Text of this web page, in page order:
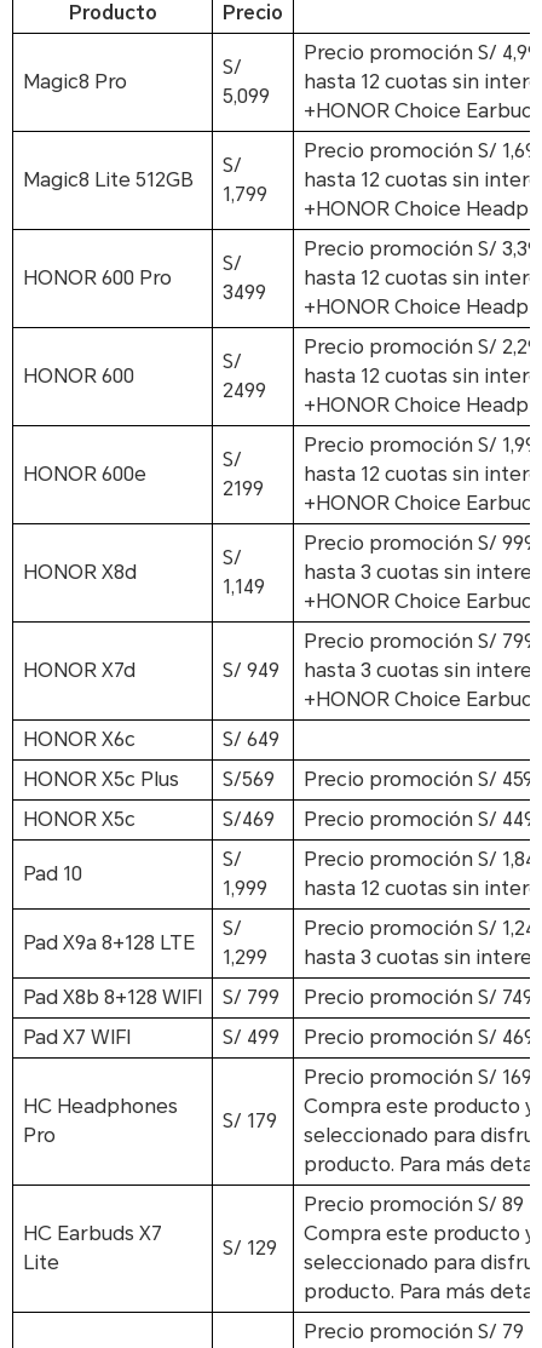
Producto Precio
Magic8 Pro
S/
5,099
Precio promoción S/
hasta 12 cuotas sin
+HONOR Choice
Magic8 Lite 512GB
S/
1,799
Precio promoción S/
hasta 12 cuotas sin
+HONOR Choice
HONOR 600 Pro
S/
3499
Precio promoción S/
hasta 12 cuotas sin
+HONOR Choice
HONOR 600
S/
2499
Precio promoción S/
hasta 12 cuotas sin
+HONOR Choice
HONOR 600e
S/
2199
Precio promoción S/
hasta 12 cuotas sin
+HONOR Choice
HONOR X8d
S/
1,149
Precio promoción S/ 999
hasta 3 cuotas sin
+HONOR Choice
HONOR X7d S/ 949
Precio promoción S/ 799
hasta 3 cuotas sin
+HONOR Choice
HONOR X6c
S/ 649
HONOR X5c Plus
S/569 Precio promoción S/ 459
HONOR X5c
S/469 Precio promoción S/ 449
Pad 10
S/
1,999
Precio promoción S/
hasta 12 cuotas sin
Pad X9a 8+128 LTE
S/
1,299
Precio promoción S/
hasta 3 cuotas sin
Pad X8b 8+128 WIFI
S/ 799 Precio promoción S/ 749
Pad X7 WIFI
S/ 499 Precio promoción S/ 469
HC Headphones
Pro
S/ 179
Precio promoción S/ 169
Compra este producto
seleccionado para
producto. Para más
HC Earbuds X7
Lite
S/ 129
Precio promoción S/ 89
Compra este producto
seleccionado para
producto. Para más
Precio promoción S/ 79